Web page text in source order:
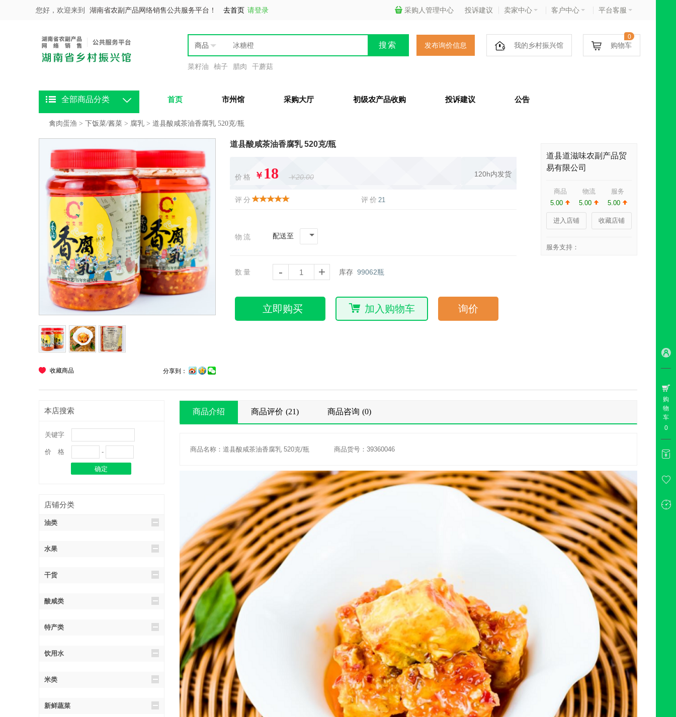
您好，欢迎来到 湖南省农副产品网络销售公共服务平台！ 去首页 请登录 采购人管理中心 投诉建议 卖家中心 客户中心 平台客服
发布询价信息 我的乡村振兴馆 购物车
0
商品
菜籽油 柚子 腊肉 干蘑菇
全部商品分类 首页 市州馆 采购大厅 初级农产品收购 投诉建议 公告
购
物
车
0
禽肉蛋渔 > 下饭菜/酱菜 > 腐乳 > 道县酸咸茶油香腐乳 520克/瓶
道县酸咸茶油香腐乳 520克/瓶
价格 ￥ 18 ￥20.00 120h内发货
评分 评价 21
物流 配送至
道县道滋味农副产品贸
易有限公司
商品
5.00
物流
5.00
服务
5.00
进入店铺 收藏店铺
服务支持：
数量 - + 库存 99062瓶
立即购买 加入购物车 询价
收藏商品 分享到：
商品介绍 商品评价 (21) 商品咨询 (0)
商品名称：道县酸咸茶油香腐乳 520克/瓶 商品货号：39360046
本店搜索
关键字
价 格 -
店铺分类
油类
水果
干货
酸咸类
特产类
饮用水
米类
新鲜蔬菜